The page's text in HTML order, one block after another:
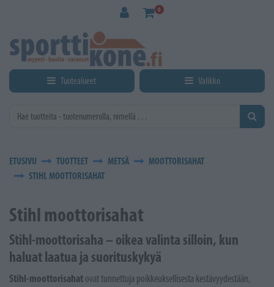
0
Tuotealueet Valikko
ETUSIVU TUOTTEET METSÄ
MOOTTORISAHAT
STIHL MOOTTORISAHAT
Stihl moottorisahat
Stihl-moottorisaha – oikea valinta silloin, kun
haluat laatua ja suorituskykyä
Stihl-moottorisahat ovat tunnettuja poikkeuksellisesta kestävyydestään,